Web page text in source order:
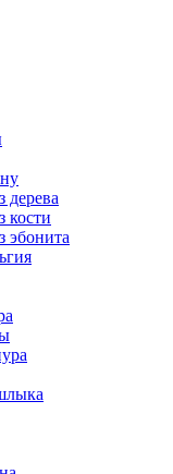
дерева
кости
эбонита